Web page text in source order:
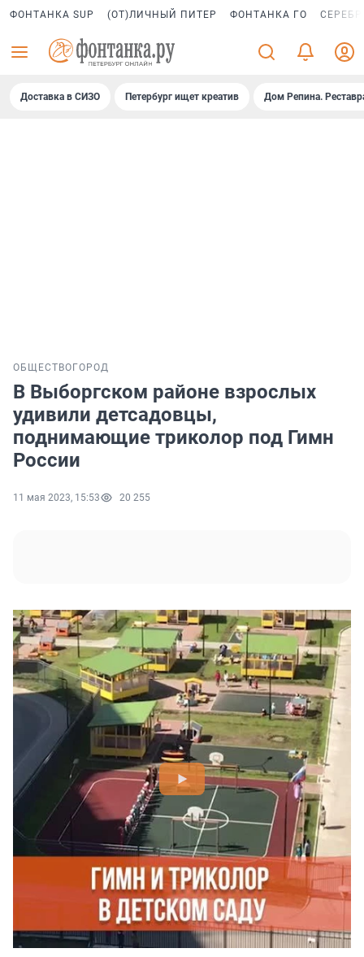
ФОНТАНКА SUP (ОТ)ЛИЧНЫЙ ПИТЕР ФОНТАНКА ГО
Доставка в СИЗО Петербург ищет креатив Дом Репина.
ОБЩЕСТВО ГОРОД
В Выборгском районе взрослых
удивили детсадовцы,
поднимающие триколор под Гимн
России
11 мая 2023, 15:53 20 255